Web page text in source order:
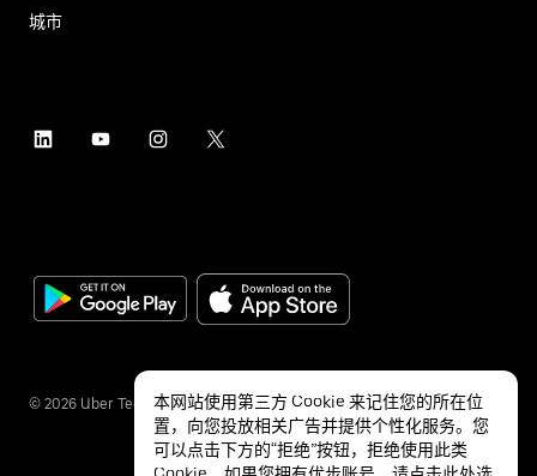
城市
© 2026 Uber Technologies Inc.
本网站使用第三方 Cookie 来记住您的所在位
置，向您投放相关广告并提供个性化服务。您
可以点击下方的“拒绝”按钮，拒绝使用此类